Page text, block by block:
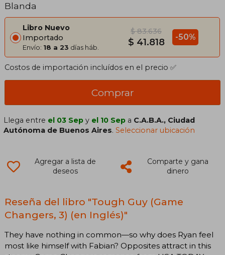
Blanda
Libro Nuevo
Importado
Envío: 18 a 23 días háb.
$ 83.636
$ 41.818 -50%
Costos de importación incluídos en el precio ✅
Comprar
Llega entre el 03 Sep y el 10 Sep a C.A.B.A., Ciudad
Autónoma de Buenos Aires.Seleccionar ubicación
Agregar a lista de
deseos
Comparte y gana
dinero
Reseña del libro "Tough Guy (Game
Changers, 3) (en Inglés)"
They have nothing in common—so why does Ryan feel
most like himself with Fabian? Opposites attract in this